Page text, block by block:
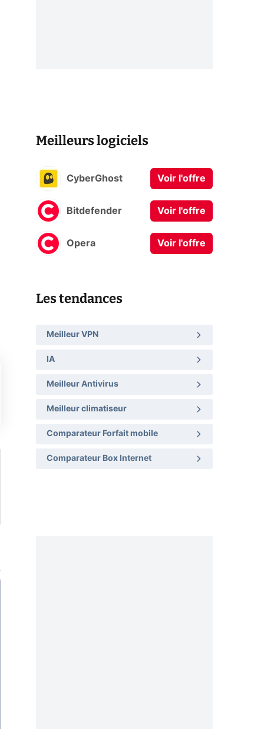
Meilleurs logiciels
CyberGhost Voir l'offre
Bitdefender Voir l'offre
Opera Voir l'offre
Les tendances
Meilleur VPN
IA
Meilleur Antivirus
Meilleur climatiseur
Comparateur Forfait mobile
Comparateur Box Internet